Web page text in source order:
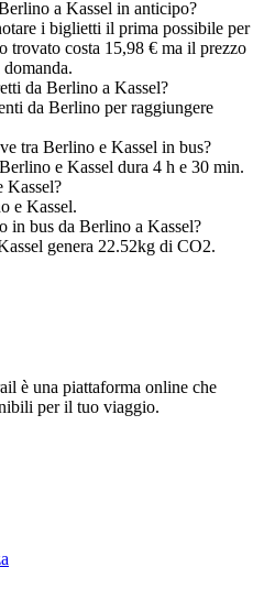
a Kassel in anticipo?
i biglietti il prima possibile per
trovato costa 15,98 € ma il prezzo
da Berlino a Kassel?
da Berlino per raggiungere
tra Berlino e Kassel in bus?
e Kassel dura 4 h e 30 min.
Kassel?
e Kassel.
in bus da Berlino a Kassel?
genera 22.52kg di CO2.
è una piattaforma online che
per il tuo viaggio.